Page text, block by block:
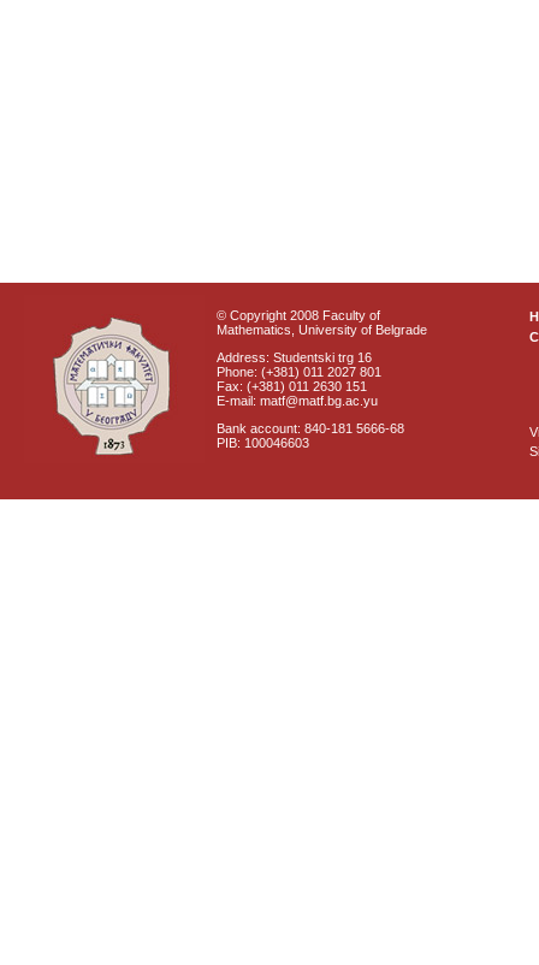
© Copyright 2008 Faculty of
Mathematics, University of Belgrade
Address: Studentski trg 16
Phone: (+381) 011 2027 801
Fax: (+381) 011 2630 151
E-mail: matf@matf.bg.ac.yu
Bank account: 840-181 5666-68
PIB: 100046603